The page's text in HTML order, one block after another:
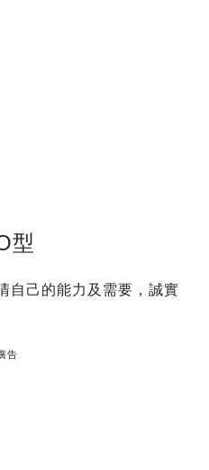
型
自己的能力及需要，誠實
告